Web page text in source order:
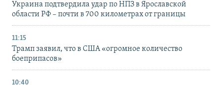
Украина подтвердила удар по НПЗ в Ярославской
области РФ – почти в 700 километрах от границы
11:15
Трамп заявил, что в США «огромное количество
боеприпасов»
10:40